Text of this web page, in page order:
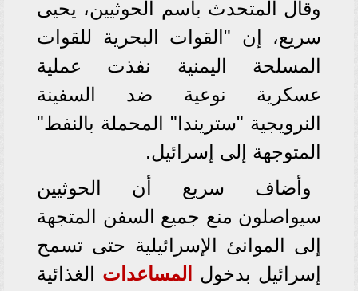
وقال المتحدث باسم الحوثيين، يحيى
سريع، إن "القوات البحرية للقوات
المسلحة اليمنية نفذت عملية
عسكرية نوعية ضد السفينة
النرويجية "ستريندا" المحملة بالنفط"
المتوجهة إلى إسرائيل.
وأضاف سريع أن الحوثيين
سيواصلون منع جميع السفن المتجهة
إلى الموانئ الإسرائيلية حتى تسمح
إسرائيل بدخول
المساعدات الغذائية